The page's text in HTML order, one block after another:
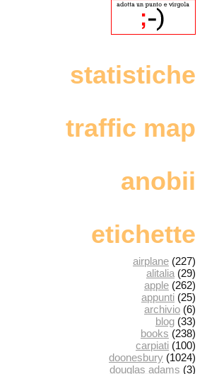
statistiche
traffic map
anobii
etichette
airplane (227)
alitalia (29)
apple (262)
appunti (25)
archivio (6)
blog (33)
books (238)
carpiati (100)
doonesbury (1024)
douglas adams (3)